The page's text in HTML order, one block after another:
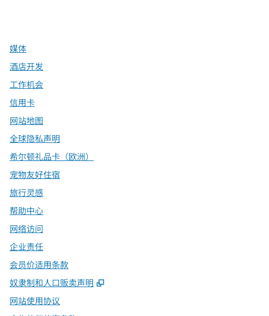
媒体
酒店开发
工作机会
信用卡
网站地图
全球隐私声明
希尔顿礼品卡（欧洲）
宠物友好住宿
旅行灵感
帮助中心
网络访问
企业责任
会员价适用条款
奴隶制和人口贩卖声明
,
网站使用协议